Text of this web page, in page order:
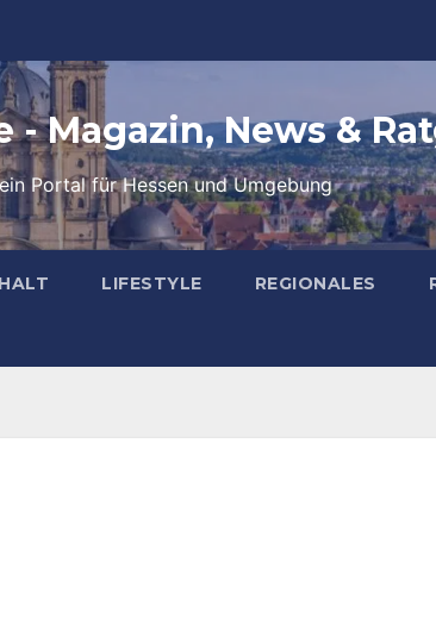
- Magazin, News &
Portal für Hessen und Umgebung
LIFESTYLE REGIONALES